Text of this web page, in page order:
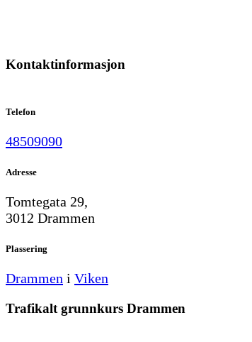
Kontaktinformasjon
Telefon
48509090
Adresse
Tomtegata 29,
3012 Drammen
Plassering
Drammen i Viken
Trafikalt grunnkurs Drammen